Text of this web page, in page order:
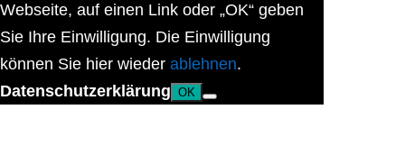
Webseite, auf einen Link oder „OK“ geben
Sie Ihre Einwilligung. Die Einwilligung
können Sie hier wieder ablehnen.
Datenschutzerklärung OK